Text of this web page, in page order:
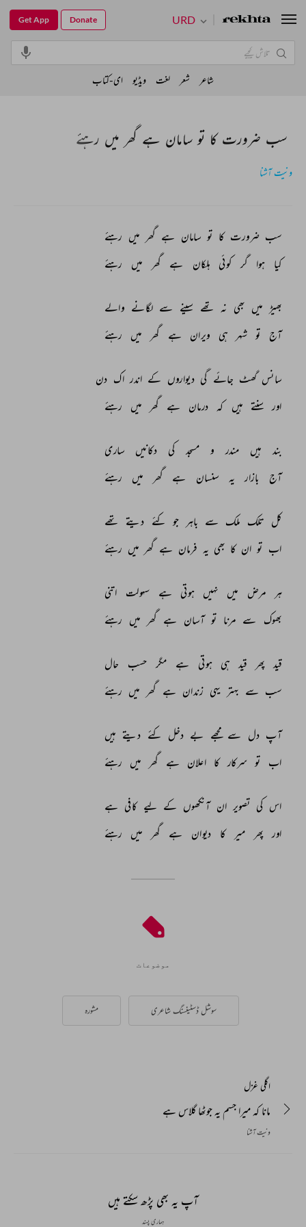
سب ضرورت کا تو سامان ہے گھر میں رہئے
ونیت آشنا
سب ضرورت کا تو سامان ہے گھر میں رہئے
کیا
ہوا گر کوئی ہلکان ہے گھر میں رہئے
بھیڑ میں بھی نہ تھے سینے سے لگانے والے
آج
تو شہر ہی ویران ہے گھر میں رہئے
سانس گھٹ جائے گی دیواروں کے اندر اک دن
اور سنتے ہیں کہ درمان ہے گھر میں رہئے
بند ہیں مندر و مسجد کی دکانیں
ساری
آج
بازار یہ سنسان ہے گھر میں رہئے
کل تلک ملک سے باہر جو کئے دیتے تھے
اب تو ان کا بھی یہ فرمان ہے گھر میں رہئے
ہر مرض میں نہیں ہوتی ہے سہولت
اتنی
بھوک سے مرنا تو آسان ہے گھر میں رہئے
قید پھر قید ہی ہوتی ہے مگر حسب
حال
سب سے بہتر یہی زندان ہے گھر میں رہئے
آپ دل سے مجھے بے دخل کئے دیتے ہیں
اب تو سرکار کا اعلان ہے گھر میں رہئے
اس کی تصویر ان آنکھوں کے لیے کافی ہے
اور پھر میر کا دیوان ہے گھر میں رہئے
موضوعات
سوشل ڈسٹینسنگ شاعری مشورہ
اگلی غزل
مانا کہ میرا جسم یہ جوٹھا گلاس ہے
ونیت آشنا
آپ یہ بھی پڑھ سکتے ہیں
ہماری پسند
URD
Get App Donate
شاعر شعر لغت ویڈیو ای-کتاب